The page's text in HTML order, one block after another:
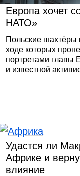
Европа хочет
НАТО»
Польские шахтёры
ходе которых
портретами главы
и известной
Удастся ли
Африке и
влияние